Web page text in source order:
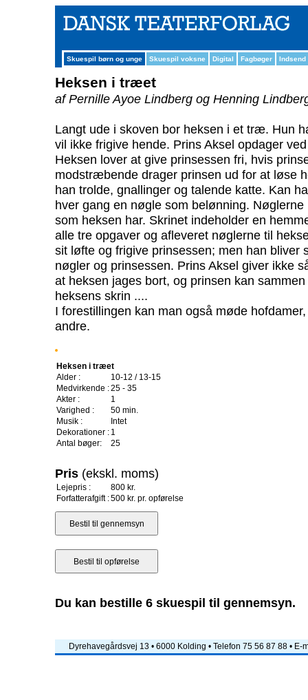
Skuespil børn og unge Skuespil voksne Digital Fagbøger Indsend
Heksen i træet
af Pernille Ayoe Lindberg og Henning
Langt ude i skoven bor heksen i et træ. Hun
vil ikke frigive hende. Prins Aksel opdager
Heksen lover at give prinsessen fri, hvis
modstræbende drager prinsen ud for at løse
han trolde, gnallinger og talende katte. Kan
hver gang en nøgle som belønning.
som heksen har. Skrinet indeholder en
alle tre opgaver og afleveret nøglerne til
sit løfte og frigive prinsessen; men han bliver
nøgler og prinsessen. Prins Aksel giver ikke
at heksen jages bort, og prinsen kan
heksens skrin ....
I forestillingen kan man også møde
andre.
Heksen i træet
Alder :
10-12 / 13-15
Medvirkende :25 - 35
Akter :
1
Varighed :
50 min.
Musik :
Intet
Dekorationer : 1
Antal bøger:
25
Pris (ekskl. moms)
Lejepris :
800 kr.
Forfatterafgift :500 kr. pr. opførelse
Du kan bestille 6 skuespil til gennemsyn.
Dyrehavegårdsvej 13 • 6000 Kolding • Telefon 75 56 87 88 • E-